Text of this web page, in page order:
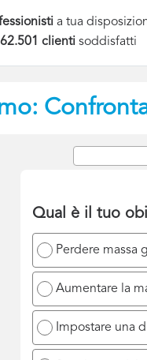
a tua
62.501 clientisoddisfatti
Qual è il tuo
Perdere massa
Aumentare la
Impostare una